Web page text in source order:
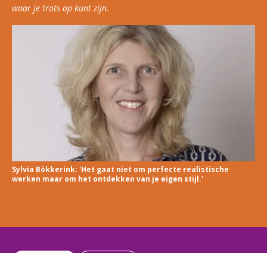
waar je trots op kunt zijn.
Sylvia Bökkerink: 'Het gaat niet om perfecte realistische
werken maar om het ontdekken van je eigen stijl.'